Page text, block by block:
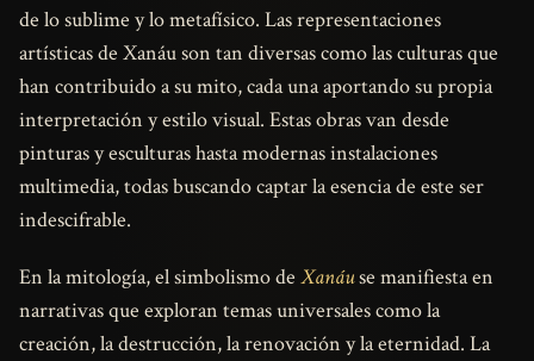
de lo sublime y lo metafísico. Las representaciones
artísticas de Xanáu son tan diversas como las culturas que
han contribuido a su mito, cada una aportando su propia
interpretación y estilo visual. Estas obras van desde
pinturas y esculturas hasta modernas instalaciones
multimedia, todas buscando captar la esencia de este ser
indescifrable.
En la mitología, el simbolismo de Xanáuse manifiesta en
narrativas que exploran temas universales como la
creación, la destrucción, la renovación y la eternidad. La